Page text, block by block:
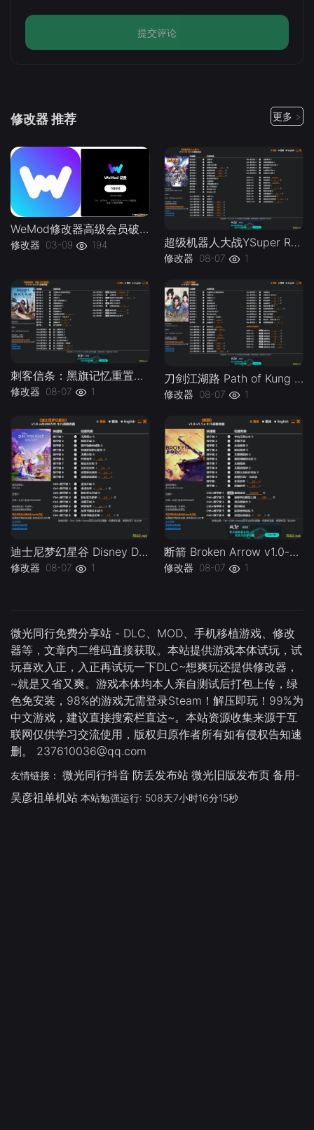
提交评论
修改器 推荐 更多 >
WeMod修改器高级会员破解版.综合类修改器软件解锁版-
修改器 03-09 194 超级机器人大战YSuper Robot Wars Y v1.0-v1.2 Plus 37 Trainer-单机修改器下载-仅支持迅雷（部分修改器仅支持本站游戏本体
修改器 08-07 1
刺客信条：黑旗记忆重置Assassins Creed Black Flag Resynced v1.0-v1.0.x Plus 30 Trainer-单机修改器下载-仅支持迅雷（部分修改器仅支持本站游戏本体
修改器 08-07 1
刀剑江湖路 Path of Kung Fu v1.0 Plus 41 Trainer-单机修改器下载-仅支持迅雷（部分修改器仅支持本站游戏本体
修改器 08-07 1
迪士尼梦幻星谷 Disney Dreamlight Valley v1.0-v20260729 Plus 18 Trainer.-单机修改器下载-仅支持迅雷（部分修改器仅支持本站游戏本体
修改器 08-07 1
断箭 Broken Arrow v1.0-v1.1.x Plus 18 Trainer-单机修改器下载-仅支持迅雷（部分修改器仅支持本站游戏本体
修改器 08-07 1
微光同行免费分享站 - DLC、MOD、手机移植游戏、修改
器等，文章内二维码直接获取。本站提供游戏本体试玩，试
玩喜欢入正，入正再试玩一下DLC~想爽玩还提供修改器，
~就是又省又爽。游戏本体均本人亲自测试后打包上传，绿
色免安装，98%的游戏无需登录Steam！解压即玩！99%为
中文游戏，建议直接搜索栏直达~。本站资源收集来源于互
联网仅供学习交流使用，版权归原作者所有如有侵权告知速
删。 237610036@qq.com
友情链接： 微光同行抖音 防丢发布站 微光旧版发布页 备用-
吴彦祖单机站 本站勉强运行: 508天7小时16分15秒